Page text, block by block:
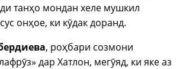
танҳо мондан хеле мушкил
онҳое, ки кӯдак доранд.
, роҳбари созмони
дар Хатлон, мегӯяд, ки яке аз